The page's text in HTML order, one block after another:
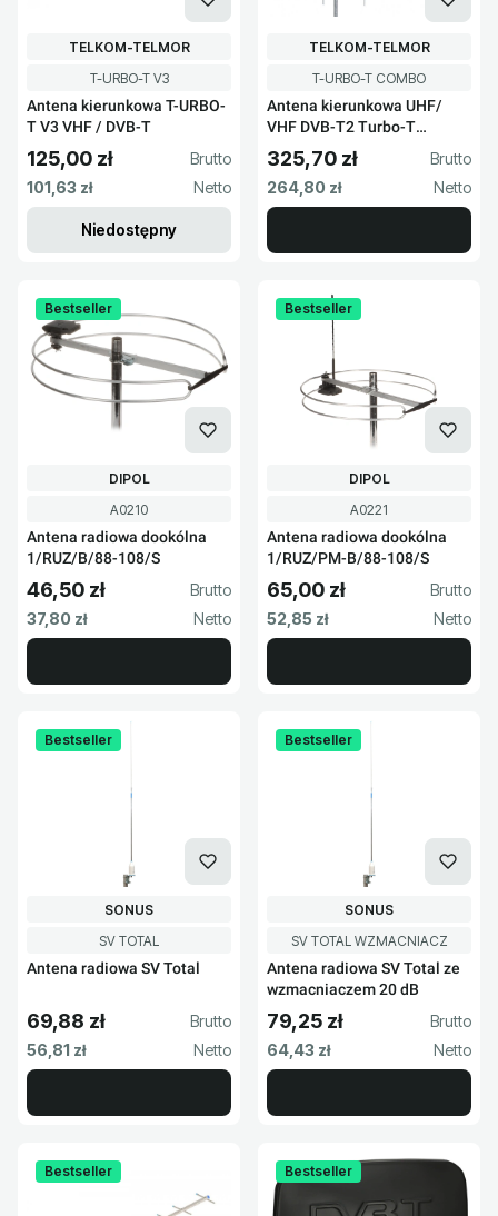
Kod produktu
T-URBO-T V3
Antena kierunkowa T-URBO-
T V3 VHF / DVB-T
PRODUCENT
TELKOM-TELMOR
Cena brutto
125,00 zł
Cena netto
101,63 zł
Niedostępny
Kod produktu
T-URBO-T COMBO
Antena kierunkowa UHF/
VHF DVB-T2 Turbo-T
COMBO
PRODUCENT
TELKOM-TELMOR
Cena brutto
325,70 zł
Cena netto
264,80 zł
Bestseller
Kod produktu
A0210
Antena radiowa dookólna
1/RUZ/B/88-108/S
PRODUCENT
DIPOL
Cena brutto
46,50 zł
Cena netto
37,80 zł
Bestseller
Kod produktu
A0221
Antena radiowa dookólna
1/RUZ/PM-B/88-108/S
PRODUCENT
DIPOL
Cena brutto
65,00 zł
Cena netto
52,85 zł
Bestseller
Kod produktu
SV TOTAL
Antena radiowa SV Total
PRODUCENT
SONUS
Cena brutto
69,88 zł
Cena netto
56,81 zł
Bestseller
Kod produktu
SV TOTAL WZMACNIACZ
Antena radiowa SV Total ze
wzmacniaczem 20 dB
PRODUCENT
SONUS
Cena brutto
79,25 zł
Cena netto
64,43 zł
Bestseller Bestseller